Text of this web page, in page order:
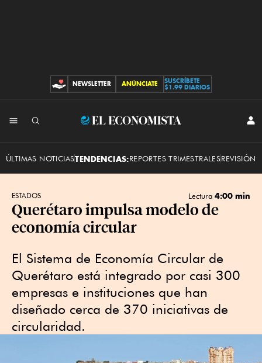
CONTRIBUCIONES
NEWSLETTER ANÚNCIATE
SUSCRÍBETE
$1.99 DIARIOS
El
ÚLTIMAS NOTICIASTENDENCIAS:REPORTES TRIMESTRALESREVISIÓN
ESTADOS Lectura 4:00 min
Querétaro impulsa modelo de
economía circular
El Sistema de Economía Circular de
Querétaro está integrado por casi 300
empresas e instituciones que han
diseñado cerca de 370 iniciativas de
circularidad.